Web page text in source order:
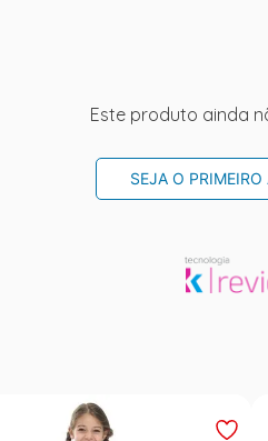
Este produto ainda
SEJA O PRIMEIRO